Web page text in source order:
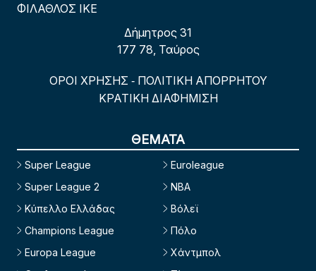
ΦΙΛΑΘΛΟΣ ΙΚΕ
Δήμητρος 31
177 78, Ταύρος
ΟΡΟΙ ΧΡΗΣΗΣ - ΠΟΛΙΤΙΚΗ ΑΠΟΡΡΗΤΟΥ
ΚΡΑΤΙΚΗ ΔΙΑΦΗΜΙΣΗ
ΘΕΜΑΤΑ
Super League
Super League 2
Κύπελλο Ελλάδας
Champions League
Europa League
Euroleague
NBA
Βόλεϊ
Πόλο
Χάντμπολ